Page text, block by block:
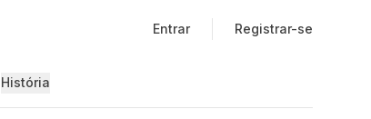
Entrar Registrar-se
História